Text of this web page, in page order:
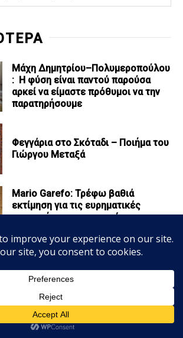
Μάχη Δημητρίου–Πολυμεροπούλου
: Η φύση είναι παντού παρούσα
αρκεί να είμαστε πρόθυμοι να την
παρατηρήσουμε
Φεγγάρια στο Σκόταδι – Ποιήμα του
Γιώργου Μεταξά
Mario Garefo: Τρέφω βαθιά
εκτίμηση για τις ευρηματικές
παρορμήσεις μιας ακατέργαστης
της καταναλωτικής επικαιρότητας
με παγκόσμια εμβέλεια
Δέσποινα Κουβάτσου: Η ζωγραφική
Cookies τα οποία συνεισφέρουν
αποδέχεστε την χρήση των Cookies.
Πολιτική απορρήτου